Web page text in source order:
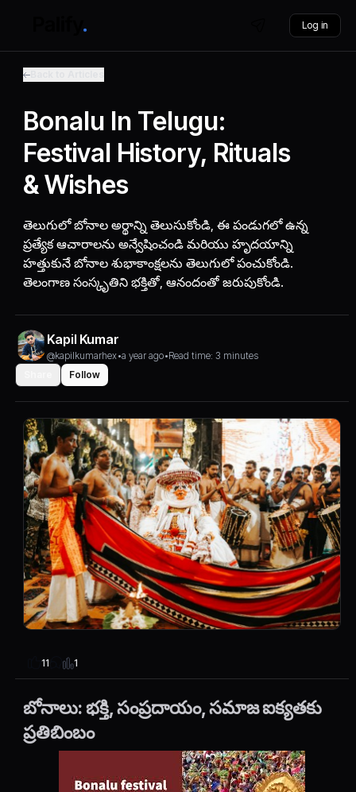
Log in
Bonalu In Telugu:
Festival History, Rituals
& Wishes
తెలుగులో బోనాల అర్థాన్ని తెలుసుకోండి, ఈ పండుగలో ఉన్న
ప్రత్యేక ఆచారాలను అన్వేషించండి మరియు హృదయాన్ని
హత్తుకునే బోనాల శుభాకాంక్షలను తెలుగులో పంచుకోండి.
తెలంగాణ సంస్కృతిని భక్తితో, ఆనందంతో జరుపుకోండి.
Kapil Kumar
@kapilkumarhex•a year ago•Read time: 3 minutes
Follow
11 1
బోనాలు: భక్తి, సంప్రదాయం, సమాజ ఐక్యతకు
ప్రతిబింబం